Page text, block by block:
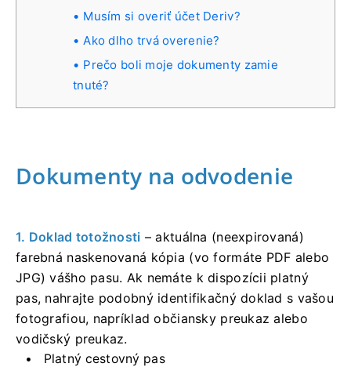
Musím si overiť účet Deriv?
Ako dlho trvá overenie?
Prečo boli moje dokumenty zamie
tnuté?
Dokumenty na odvodenie
1. Doklad totožnosti – aktuálna (neexpirovaná)
farebná naskenovaná kópia (vo formáte PDF alebo
JPG) vášho pasu. Ak nemáte k dispozícii platný
pas, nahrajte podobný identifikačný doklad s vašou
fotografiou, napríklad občiansky preukaz alebo
vodičský preukaz.
Platný cestovný pas